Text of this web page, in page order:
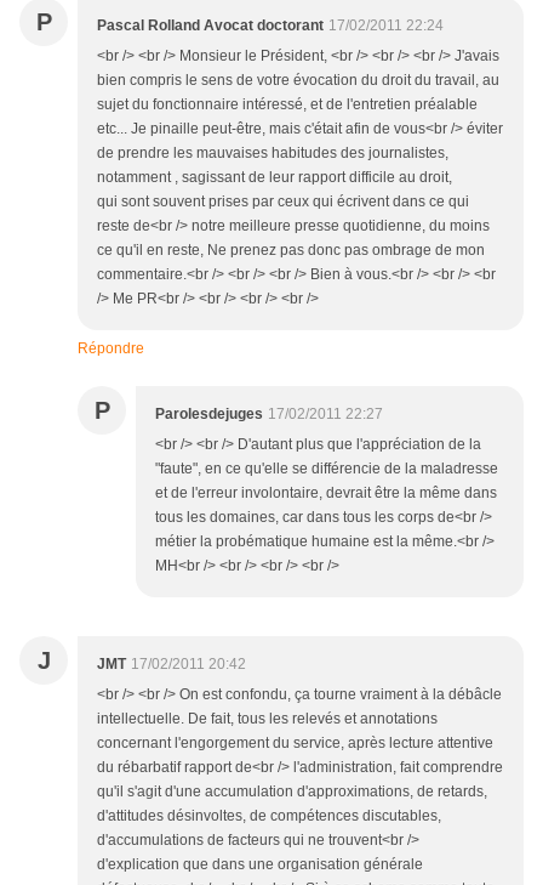
P Pascal Rolland Avocat doctorant 17/02/2011 22:24
<br /> <br /> Monsieur le Président, <br /> <br /> <br /> J'avais
bien compris le sens de votre évocation du droit du travail, au
sujet du fonctionnaire intéressé, et de l'entretien préalable
etc... Je pinaille peut-être, mais c'était afin de vous<br /> éviter
de prendre les mauvaises habitudes des journalistes,
notamment , sagissant de leur rapport difficile au droit,
qui sont souvent prises par ceux qui écrivent dans ce qui
reste de<br /> notre meilleure presse quotidienne, du moins
ce qu'il en reste, Ne prenez pas donc pas ombrage de mon
commentaire.<br /> <br /> <br /> Bien à vous.<br /> <br /> <br
/> Me PR<br /> <br /> <br /> <br />
Répondre
P Parolesdejuges 17/02/2011 22:27
<br /> <br /> D'autant plus que l'appréciation de la
"faute", en ce qu'elle se différencie de la maladresse
et de l'erreur involontaire, devrait être la même dans
tous les domaines, car dans tous les corps de<br />
métier la probématique humaine est la même.<br />
MH<br /> <br /> <br /> <br />
J JMT 17/02/2011 20:42
<br /> <br /> On est confondu, ça tourne vraiment à la débâcle
intellectuelle. De fait, tous les relevés et annotations
concernant l'engorgement du service, après lecture attentive
du rébarbatif rapport de<br /> l'administration, fait comprendre
qu'il s'agit d'une accumulation d'approximations, de retards,
d'attitudes désinvoltes, de compétences discutables,
d'accumulations de facteurs qui ne trouvent<br />
d'explication que dans une organisation générale